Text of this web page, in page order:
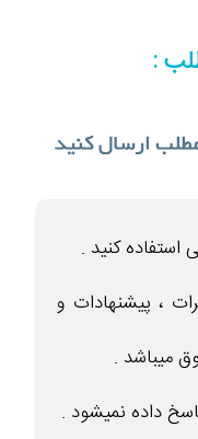
:
استفاده کنید .
، پیشنهادات و
میباشد .
داده نمیشود .